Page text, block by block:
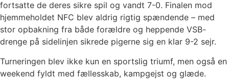
fortsatte de deres sikre spil og vandt 7-0. Finalen mod
hjemmeholdet NFC blev aldrig rigtig spændende – med
stor opbakning fra både forældre og heppende VSB-
drenge på sidelinjen sikrede pigerne sig en klar 9-2 sejr.
Turneringen blev ikke kun en sportslig triumf, men også en
weekend fyldt med fællesskab, kampgejst og glæde.